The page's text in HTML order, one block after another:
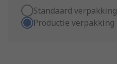
Standaard verpakking
Productie verpakking